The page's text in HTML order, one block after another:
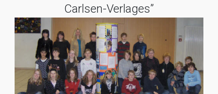
Carlsen-Verlages”